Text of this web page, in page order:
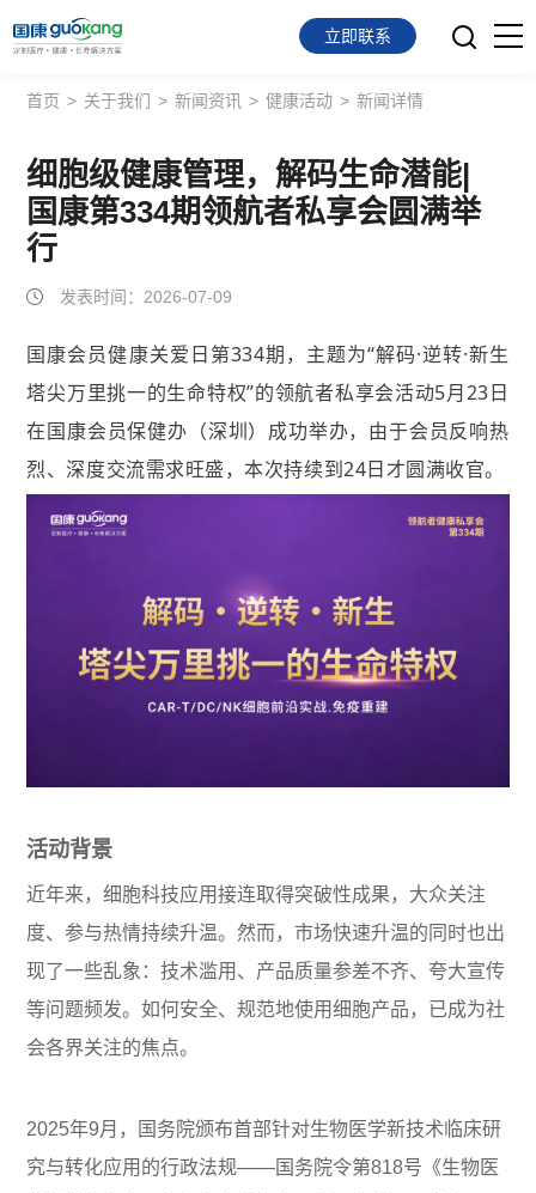
首页
面向会员
面向企业
服务支持
关于我们
立即联系
首页 > 关于我们 > 新闻资讯 > 健康活动 > 新闻详情
细胞级健康管理，解码生命潜能|
国康第334期领航者私享会圆满举
行
发表时间：2026-07-09
国康会员健康关爱日第334期，主题为“解码·逆转·新生
塔尖万里挑一的生命特权”的领航者私享会活动5月23日
在国康会员保健办（深圳）成功举办，由于会员反响热
烈、深度交流需求旺盛，本次持续到24日才圆满收官。
活动背景
近年来，细胞科技应用接连取得突破性成果，大众关注
度、参与热情持续升温。然而，市场快速升温的同时也出
现了一些乱象：技术滥用、产品质量参差不齐、夸大宣传
等问题频发。如何安全、规范地使用细胞产品，已成为社
会各界关注的焦点。
2025年9月，国务院颁布首部针对生物医学新技术临床研
究与转化应用的行政法规——国务院令第818号《生物医